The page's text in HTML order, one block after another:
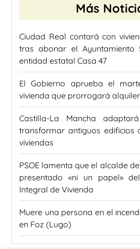
Más
Ciudad Real contará con
tras abonar el Ayuntamiento
entidad estatal Casa 47
El Gobierno aprueba el
vivienda que prorrogará
Castilla-La Mancha
transformar antiguos edificios
viviendas
PSOE lamenta que el alcalde
presentado «ni un papel»
Integral de Vivienda
Muere una persona en el
en Foz (Lugo)